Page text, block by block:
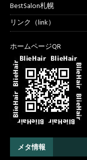
BestSalon札幌
リンク（link）
ホームページQR
メタ情報